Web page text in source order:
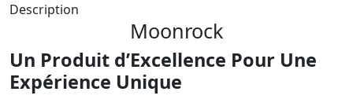
Description
Moonrock
Un Produit d’Excellence Pour Une
Expérience Unique